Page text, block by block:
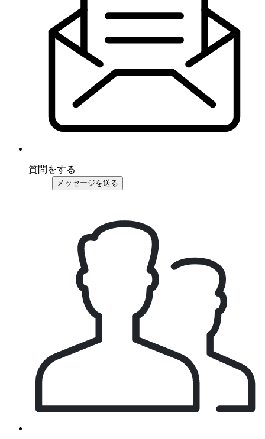
質問をする
メッセージを送る